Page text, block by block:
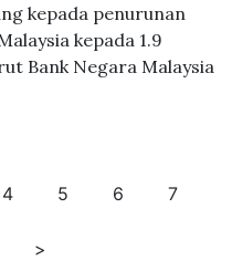
kepada penurunan
kepada 1.9
Bank Negara Malaysia
4 5 6 7
>